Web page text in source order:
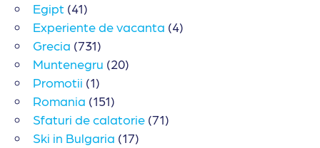
Egipt (41)
Experiente de vacanta (4)
Grecia (731)
Muntenegru (20)
Promotii (1)
Romania (151)
Sfaturi de calatorie (71)
Ski in Bulgaria (17)